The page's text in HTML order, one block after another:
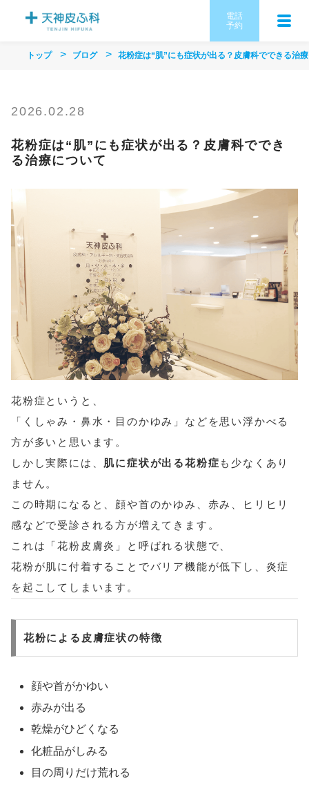
電話
予約
トップ ブログ 花粉症は“肌”にも症状が出る？皮膚科でできる治
2026.02.28
花粉症は“肌”にも症状が出る？皮膚科ででき
る治療について
花粉症というと、
「くしゃみ・鼻水・目のかゆみ」などを思い浮かべる
方が多いと思います。
しかし実際には、 肌に症状が出る花粉症 も少なくあり
ません。
この時期になると、顔や首のかゆみ、赤み、ヒリヒリ
感などで受診される方が増えてきます。
これは「花粉皮膚炎」と呼ばれる状態で、
花粉が肌に付着することでバリア機能が低下し、炎症
を起こしてしまいます。
花粉による皮膚症状の特徴
顔や首がかゆい
赤みが出る
乾燥がひどくなる
化粧品がしみる
目の周りだけ荒れる